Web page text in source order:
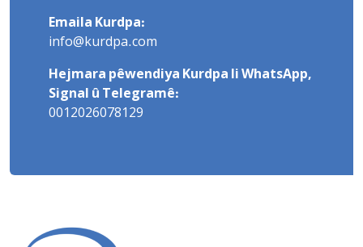
Emaila Kurdpa:
info@kurdpa.com
Hejmara pêwendiya Kurdpa li WhatsApp,
Signal û Telegramê:
0012026078129